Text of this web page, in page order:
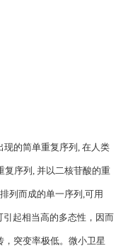
现的简单重复序列,在人类
复序列,并以二核苷酸的重
列而成的单一序列,可用
起相当高的多态性，因而
突变率极低。微小卫星